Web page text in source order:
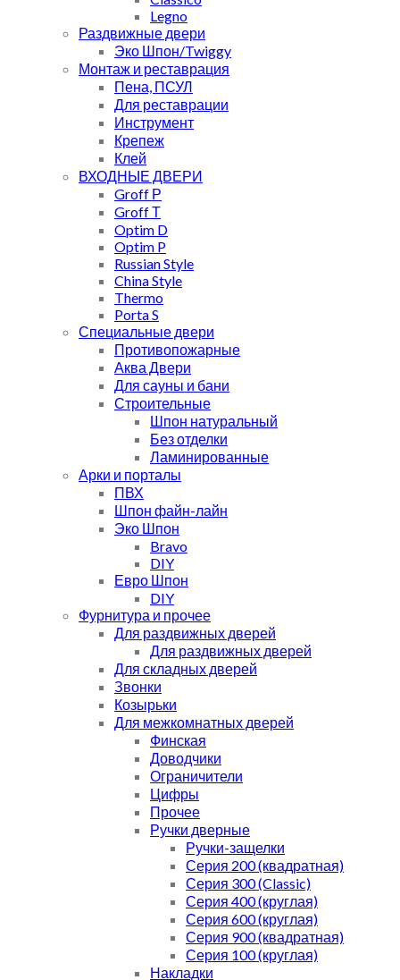
Legno
Раздвижные двери
Эко Шпон/Twiggy
Монтаж и реставрация
Пена, ПСУЛ
Для реставрации
Инструмент
Крепеж
Клей
ВХОДНЫЕ ДВЕРИ
Groff Р
Groff Т
Optim D
Optim P
Russian Style
China Style
Thermo
Porta S
Специальные двери
Противопожарные
Аква Двери
Для сауны и бани
Строительные
Шпон натуральный
Без отделки
Ламинированные
Арки и порталы
ПВХ
Шпон файн-лайн
Эко Шпон
Bravo
DIY
Евро Шпон
DIY
Фурнитура и прочее
Для раздвижных дверей
Для раздвижных дверей
Для складных дверей
Звонки
Козырьки
Для межкомнатных дверей
Финская
Доводчики
Ограничители
Цифры
Прочее
Ручки дверные
Ручки-защелки
Серия 200 (квадратная)
Серия 300 (Classic)
Серия 400 (круглая)
Серия 600 (круглая)
Серия 900 (квадратная)
Серия 100 (круглая)
Накладки